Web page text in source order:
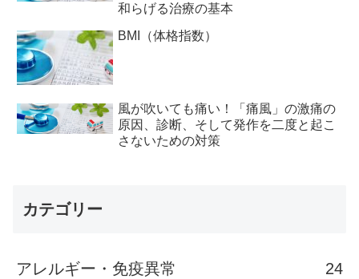
和らげる治療の基本
BMI（体格指数）
風が吹いても痛い！「痛風」の激痛の
原因、診断、そして発作を二度と起こ
さないための対策
カテゴリー
アレルギー・免疫異常 24